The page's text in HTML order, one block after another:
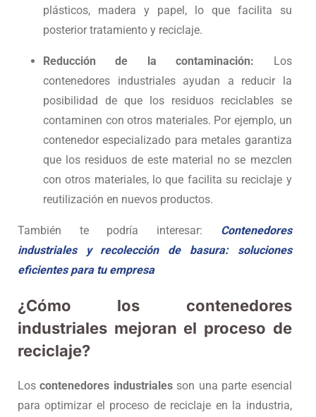
plásticos, madera y papel, lo que facilita su
posterior tratamiento y reciclaje.
Reducción de la contaminación: Los
contenedores industriales ayudan a reducir la
posibilidad de que los residuos reciclables se
contaminen con otros materiales. Por ejemplo, un
contenedor especializado para metales garantiza
que los residuos de este material no se mezclen
con otros materiales, lo que facilita su reciclaje y
reutilización en nuevos productos.
También te podría interesar: Contenedores
industriales y recolección de basura: soluciones
eficientes para tu empresa
¿Cómo los contenedores
industriales mejoran el proceso de
reciclaje?
Loscontenedores industrialesson una parte esencial
para optimizar el proceso de reciclaje en la industria,